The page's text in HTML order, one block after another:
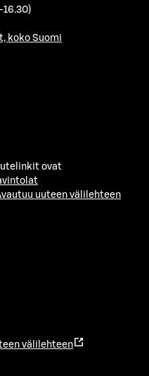
koko Suomi
ovat
uuteen välilehteen
välilehteen